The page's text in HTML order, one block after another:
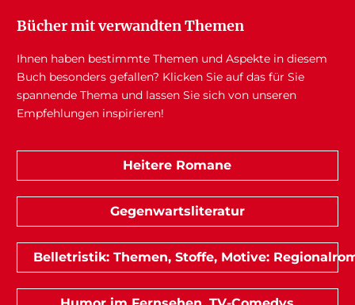
Bücher mit verwandten Themen
Ihnen haben bestimmte Themen und Aspekte in diesem
Buch besonders gefallen? Klicken Sie auf das für Sie
spannende Thema und lassen Sie sich von unseren
Empfehlungen inspirieren!
Heitere Romane
Gegenwartsliteratur
Belletristik: Themen, Stoffe, Motive: